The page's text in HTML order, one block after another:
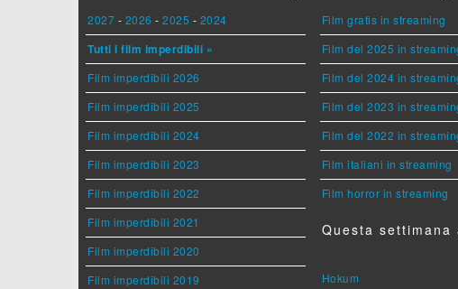
2027 - 2026 - 2025 - 2024
Tutti i film imperdibili »
Film imperdibili 2026
Film imperdibili 2025
Film imperdibili 2024
Film imperdibili 2023
Film imperdibili 2022
Film imperdibili 2021
Film imperdibili 2020
Film imperdibili 2019
Film gratis in streaming
Film del 2025 in
Film del 2024 in
Film del 2023 in
Film del 2022 in
Film italiani in streaming
Film horror in streaming
Questa settimana
Hokum